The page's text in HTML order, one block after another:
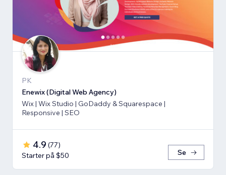
PK
Enewix (Digital Web Agency)
Wix | Wix Studio | GoDaddy & Squarespace |
Responsive | SEO
4.9 (77)
Starter på $50
Se